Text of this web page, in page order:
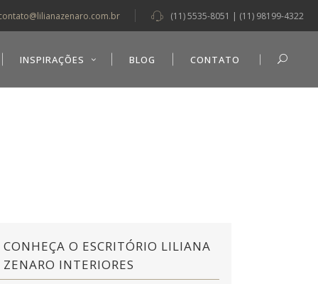
(11) 5535-8051 | (11) 98199-4322
INSPIRAÇÕES BLOG CONTATO
CONHEÇA O ESCRITÓRIO LILIANA
ZENARO INTERIORES